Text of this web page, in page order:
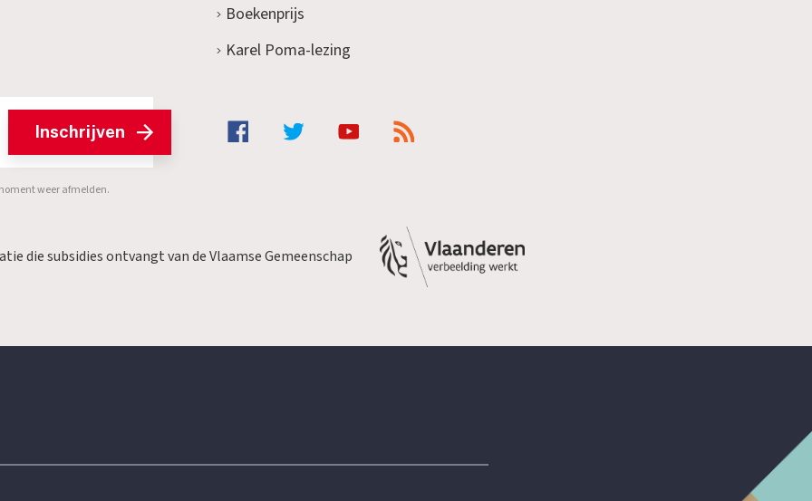
Boekenprijs
Karel Poma-lezing
Inschrijven
weer afmelden.
die subsidies ontvangt van de Vlaamse Gemeenschap